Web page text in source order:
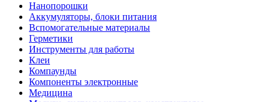
Нанопорошки
Аккумуляторы, блоки питания
Вспомогательные материалы
Герметики
Инструменты для работы
Клеи
Компаунды
Компоненты электронные
Медицина